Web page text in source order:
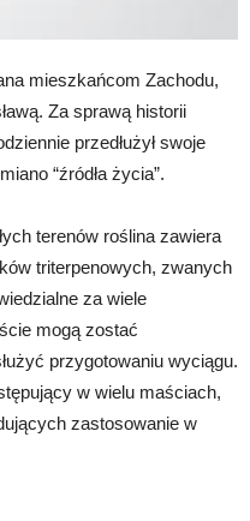
mieszkańcom Zachodu,
Za sprawą historii
przedłużył swoje
“źródła życia”.
terenów roślina zawiera
triterpenowych, zwanych
za wiele
mogą zostać
przygotowaniu wyciągu.
w wielu maściach,
zastosowanie w